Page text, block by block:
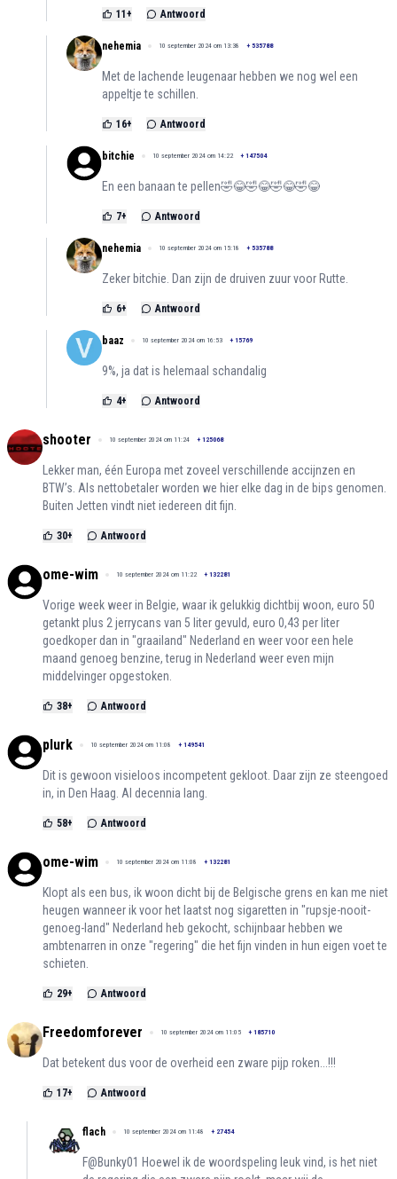
11 + Antwoord
nehemia 10 september 2024 om 13:38 + 535788
Met de lachende leugenaar hebben we nog wel een
appeltje te schillen.
16+ Antwoord
bitchie 10 september 2024 om 14:22 + 147504
En een banaan te pellen🤣😂🤣😂🤣😂🤣😂
7+ Antwoord
nehemia 10 september 2024 om 15:18 + 535788
Zeker bitchie. Dan zijn de druiven zuur voor Rutte.
6+ Antwoord
baaz 10 september 2024 om 16:53 + 15769
9%, ja dat is helemaal schandalig
4+ Antwoord
shooter 10 september 2024 om 11:24 + 125068
Lekker man, één Europa met zoveel verschillende accijnzen en
BTW’s. Als nettobetaler worden we hier elke dag in de bips genomen.
Buiten Jetten vindt niet iedereen dit fijn.
30+ Antwoord
ome-wim 10 september 2024 om 11:22 + 132281
Vorige week weer in Belgie, waar ik gelukkig dichtbij woon, euro 50
getankt plus 2 jerrycans van 5 liter gevuld, euro 0,43 per liter
goedkoper dan in "graailand" Nederland en weer voor een hele
maand genoeg benzine, terug in Nederland weer even mijn
middelvinger opgestoken.
38+ Antwoord
plurk 10 september 2024 om 11:08 + 149541
Dit is gewoon visieloos incompetent gekloot. Daar zijn ze steengoed
in, in Den Haag. Al decennia lang.
58+ Antwoord
ome-wim 10 september 2024 om 11:08 + 132281
Klopt als een bus, ik woon dicht bij de Belgische grens en kan me niet
heugen wanneer ik voor het laatst nog sigaretten in "rupsje-nooit-
genoeg-land" Nederland heb gekocht, schijnbaar hebben we
ambtenarren in onze "regering" die het fijn vinden in hun eigen voet te
schieten.
29+ Antwoord
Freedomforever 10 september 2024 om 11:05 + 185710
Dat betekent dus voor de overheid een zware pijp roken...!!!
17+ Antwoord
flach 10 september 2024 om 11:48 + 27454
F@Bunky01 Hoewel ik de woordspeling leuk vind, is het niet